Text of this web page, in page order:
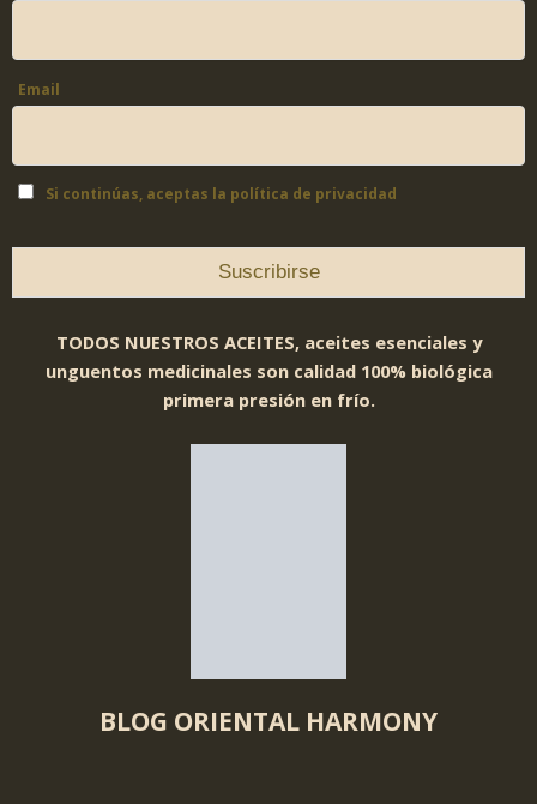
Email
Si continúas, aceptas la política de privacidad
TODOS NUESTROS ACEITES, aceites esenciales y
unguentos medicinales son calidad 100% biológica
primera presión en frío.
BLOG ORIENTAL HARMONY